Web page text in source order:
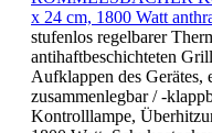
x 24 cm, 1800 Watt
stufenlos regelbarer
antihaftbeschichteten
Aufklappen des Gerätes,
zusammenlegbar / -
Kontrolllampe,